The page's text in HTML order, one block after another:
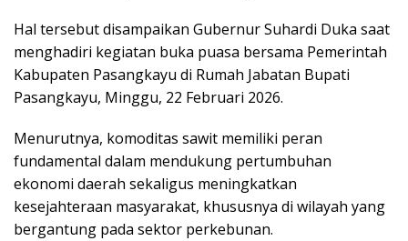
Hal tersebut disampaikan Gubernur Suhardi Duka saat
menghadiri kegiatan buka puasa bersama Pemerintah
Kabupaten Pasangkayu di Rumah Jabatan Bupati
Pasangkayu, Minggu, 22 Februari 2026.
Menurutnya, komoditas sawit memiliki peran
fundamental dalam mendukung pertumbuhan
ekonomi daerah sekaligus meningkatkan
kesejahteraan masyarakat, khususnya di wilayah yang
bergantung pada sektor perkebunan.